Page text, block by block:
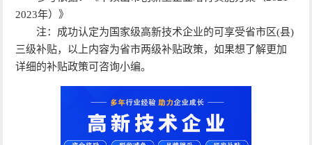
2023年）》
注：成功认定为国家级高新技术企业的可享受省市区(县)
三级补贴，以上内容为省市两级补贴政策，如果想了解更加
详细的补贴政策可咨询小编。